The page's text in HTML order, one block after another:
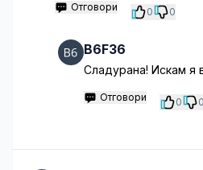
Отговори 0 0
B6F36
Сладурана! Искам я
Отговори 0 0